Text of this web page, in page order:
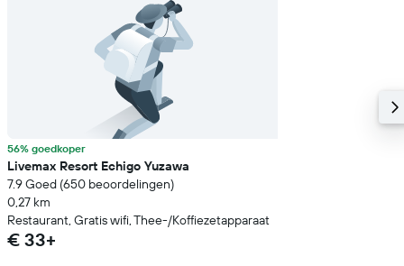
56% goedkoper
Livemax Resort Echigo Yuzawa
7.9 Goed (650 beoordelingen)
0,27 km
Restaurant, Gratis wifi, Thee-/Koffiezetapparaat
€ 33+